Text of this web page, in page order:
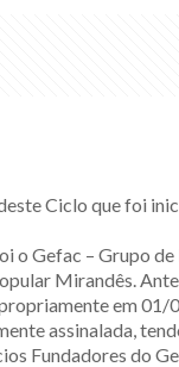
Ciclo que foi
o Gefac – Grupo
Mirandês.
propriamente em
assinalada,
Fundadores do